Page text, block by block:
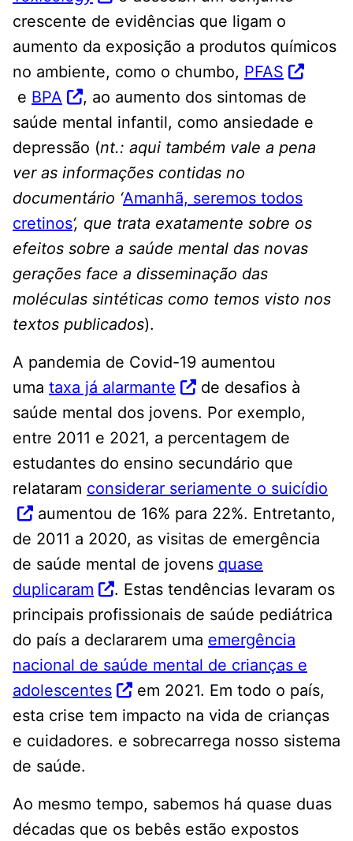
crescente de evidências que ligam o
aumento da exposição a produtos químicos
no ambiente, como o chumbo, PFAS
e BPA
, ao aumento dos sintomas de
saúde mental infantil, como ansiedade e
depressão (nt.: aqui também vale a pena
ver as informações contidas no
documentário ‘Amanhã, seremos todos
cretinos‘, que trata exatamente sobre os
efeitos sobre a saúde mental das novas
gerações face a disseminação das
moléculas sintéticas como temos visto nos
textos publicados).
A pandemia de Covid-19 aumentou
uma taxa já alarmante
de desafios à
saúde mental dos jovens. Por exemplo,
entre 2011 e 2021, a percentagem de
estudantes do ensino secundário que
relataram considerar seriamente o suicídio
aumentou de 16% para 22%. Entretanto,
de 2011 a 2020, as visitas de emergência
de saúde mental de jovens quase
duplicaram
. Estas tendências levaram os
principais profissionais de saúde pediátrica
do país a declararem uma emergência
nacional de saúde mental de crianças e
adolescentes
em 2021. Em todo o país,
esta crise tem impacto na vida de crianças
e cuidadores. e sobrecarrega nosso sistema
de saúde.
Ao mesmo tempo, sabemos há quase duas
décadas que os bebês estão expostos